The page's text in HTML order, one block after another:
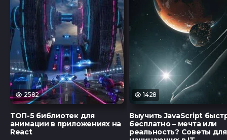
2582
ТОП-5 библиотек для
анимации в приложениях на
React
1428
Выучить JavaScript
бесплатно – мечта или
реальность? Советы для